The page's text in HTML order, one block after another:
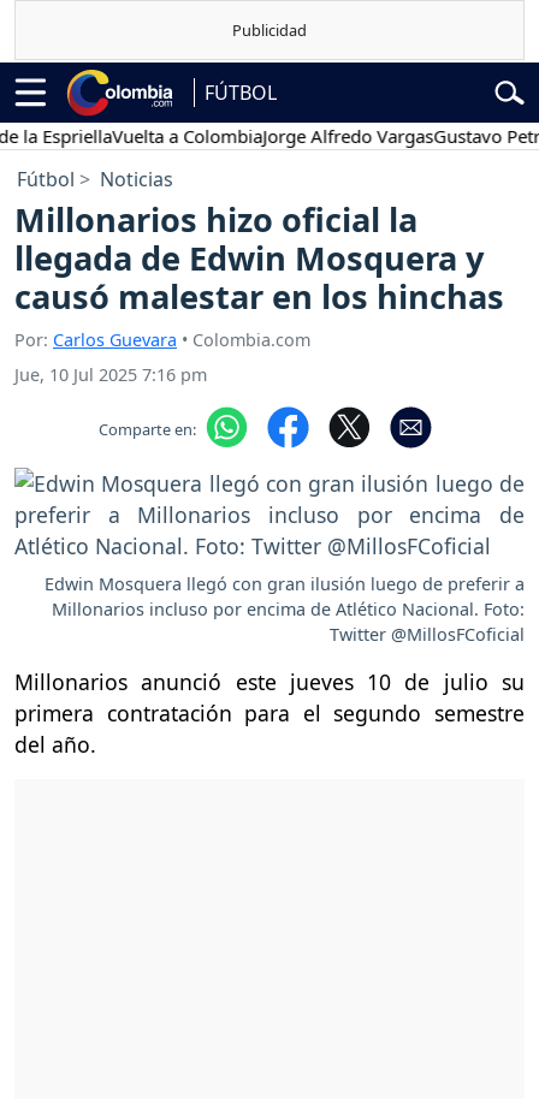
FÚTBOL
Vuelta a ColombiaJorge Alfredo VargasGustavo Petro
Fútbol Noticias
Millonarios hizo oficial la
llegada de Edwin Mosquera y
causó malestar en los hinchas
Por: Carlos Guevara • Colombia.com
Jue, 10 Jul 2025 7:16 pm
Comparte en:
Edwin Mosquera llegó con gran ilusión luego de preferir a
Millonarios incluso por encima de Atlético Nacional. Foto:
Twitter @MillosFCoficial
Millonarios anunció este jueves 10 de julio su
primera contratación para el segundo semestre
del año.